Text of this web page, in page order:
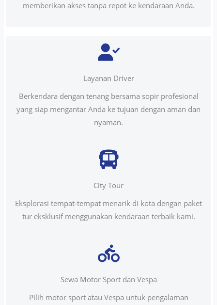
memberikan akses tanpa repot ke kendaraan Anda.
Layanan Driver
Berkendara dengan tenang bersama sopir profesional
yang siap mengantar Anda ke tujuan dengan aman dan
nyaman.
City Tour
Eksplorasi tempat-tempat menarik di kota dengan paket
tur eksklusif menggunakan kendaraan terbaik kami.
Sewa Motor Sport dan Vespa
Pilih motor sport atau Vespa untuk pengalaman